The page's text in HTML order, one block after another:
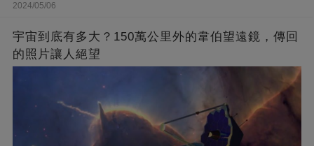
2024/05/06
宇宙到底有多大？150萬公里外的韋伯望遠鏡，傳回
的照片讓人絕望